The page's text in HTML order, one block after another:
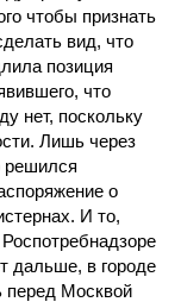
чтобы признать
вид, что
позиция
что
нет, поскольку
Лишь через
решился
о
И то,
дальше, в городе
перед Москвой